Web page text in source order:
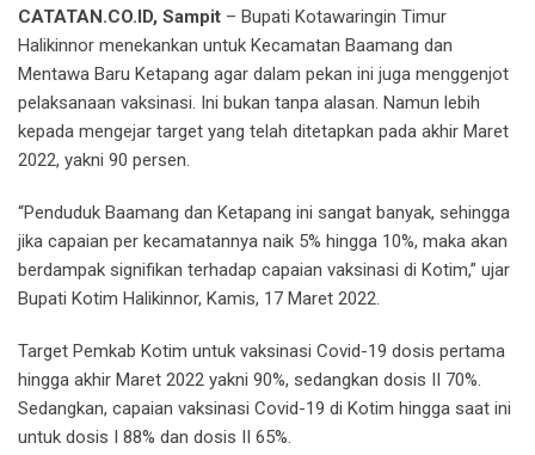
CATATAN.CO.ID, Sampit – Bupati Kotawaringin Timur
Halikinnor menekankan untuk Kecamatan Baamang dan
Mentawa Baru Ketapang agar dalam pekan ini juga menggenjot
pelaksanaan vaksinasi. Ini bukan tanpa alasan. Namun lebih
kepada mengejar target yang telah ditetapkan pada akhir Maret
2022, yakni 90 persen.
“Penduduk Baamang dan Ketapang ini sangat banyak, sehingga
jika capaian per kecamatannya naik 5% hingga 10%, maka akan
berdampak signifikan terhadap capaian vaksinasi di Kotim,” ujar
Bupati Kotim Halikinnor, Kamis, 17 Maret 2022.
Target Pemkab Kotim untuk vaksinasi Covid-19 dosis pertama
hingga akhir Maret 2022 yakni 90%, sedangkan dosis II 70%.
Sedangkan, capaian vaksinasi Covid-19 di Kotim hingga saat ini
untuk dosis I 88% dan dosis II 65%.